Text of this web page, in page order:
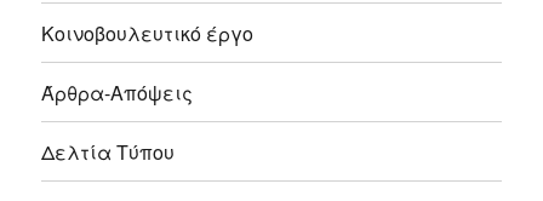
Κοινοβουλευτικό έργο
Άρθρα-Απόψεις
Δελτία Τύπου